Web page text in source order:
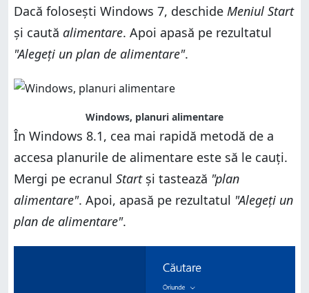
8. Cum accesezi planurile de alimentare folosind
Managerul de activități (în toate versiunile de
Windows)
9. Cum accesezi planurile de alimentare folosind
Windows Explorer (în Windows 7)
Care este metoda ta favorită de a accesa planurile
de alimentare din Windows?
Dacă folosești Windows 7, deschide Meniul Start
și caută alimentare. Apoi apasă pe rezultatul
"Alegeți un plan de alimentare".
Windows, planuri alimentare
În Windows 8.1, cea mai rapidă metodă de a
accesa planurile de alimentare este să le cauți.
Mergi pe ecranul Startși tastează "plan
alimentare". Apoi, apasă pe rezultatul "Alegeți un
plan de alimentare".